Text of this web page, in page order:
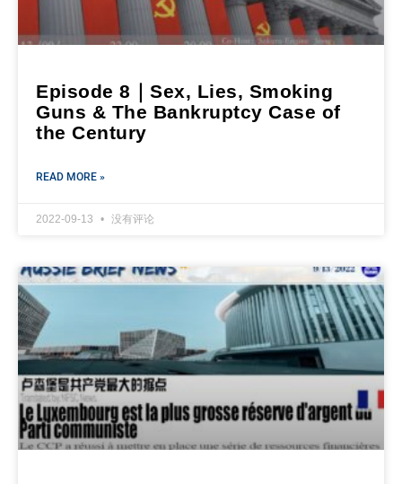
Episode 8｜Sex, Lies, Smoking
Guns & The Bankruptcy Case of
the Century
READ MORE »
2022-09-13 没有评论